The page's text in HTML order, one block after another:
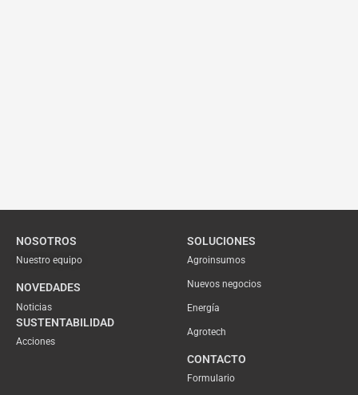
NOSOTROS
Nuestro equipo
NOVEDADES
Noticias
SUSTENTABILIDAD
Acciones
SOLUCIONES
Agroinsumos
Nuevos negocios
Energía
Agrotech
CONTACTO
Formulario